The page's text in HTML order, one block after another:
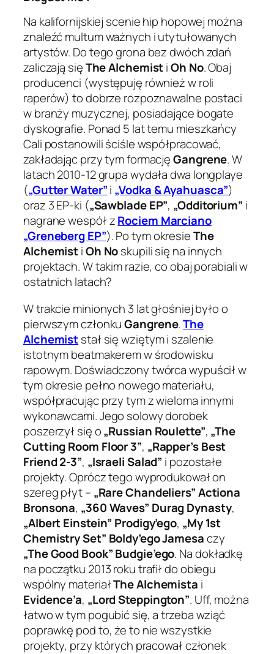
Na kalifornijskiej scenie hip hopowej można
znaleźć multum ważnych i utytułowanych
artystów. Do tego grona bez dwóch zdań
zaliczają sięThe AlchemistiOh No. Obaj
producenci (występuję również w roli
raperów) to dobrze rozpoznawalne postaci
w branży muzycznej, posiadające bogate
dyskografie. Ponad 5 lat temu mieszkańcy
Cali postanowili ściśle współpracować,
zakładając przy tym formacjęGangrene. W
latach 2010-12 grupa wydała dwa longplaye
(„Gutter Water”i „Vodka & Ayahuasca”)
oraz 3 EP-ki („Sawblade EP”, „Odditorium” i
nagrane wespół zRociem Marciano
„Greneberg EP”). Po tym okresieThe
AlchemistiOh Noskupili się na innych
projektach. W takim razie, co obaj porabiali w
ostatnich latach?
W trakcie minionych 3 lat głośniej było o
pierwszym członkuGangrene.The
Alchemiststał się wziętym i szalenie
istotnym beatmakerem w środowisku
rapowym. Doświadczony twórca wypuścił w
tym okresie pełno nowego materiału,
współpracując przy tym z wieloma innymi
wykonawcami. Jego solowy dorobek
poszerzył się o„Russian Roulette”, „The
Cutting Room Floor 3”, „Rapper’s Best
Friend 2-3”, „Israeli Salad” i pozostałe
projekty. Oprócz tego wyprodukował on
szereg płyt – „Rare Chandeliers” Actiona
Bronsona, „360 Waves” Durag Dynasty,
„Albert Einstein” Prodigy’ego, „My 1st
Chemistry Set” Boldy’ego Jamesaczy
„The Good Book” Budgie’ego. Na dokładkę
na początku 2013 roku trafił do obiegu
wspólny materiałThe Alchemista i
Evidence’a, „Lord Steppington”. Uff, można
łatwo w tym pogubić się, a trzeba wziąć
poprawkę pod to, że to nie wszystkie
projekty, przy których pracował członek